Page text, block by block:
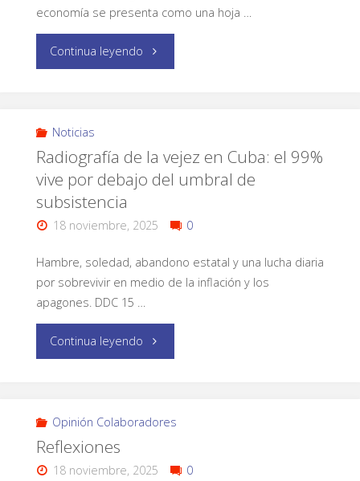
economía se presenta como una hoja …
Continua leyendo
Noticias
Radiografía de la vejez en Cuba: el 99%
vive por debajo del umbral de
subsistencia
18 noviembre, 2025 0
Hambre, soledad, abandono estatal y una lucha diaria
por sobrevivir en medio de la inflación y los
apagones. DDC 15 …
Continua leyendo
Opinión Colaboradores
Reflexiones
18 noviembre, 2025 0